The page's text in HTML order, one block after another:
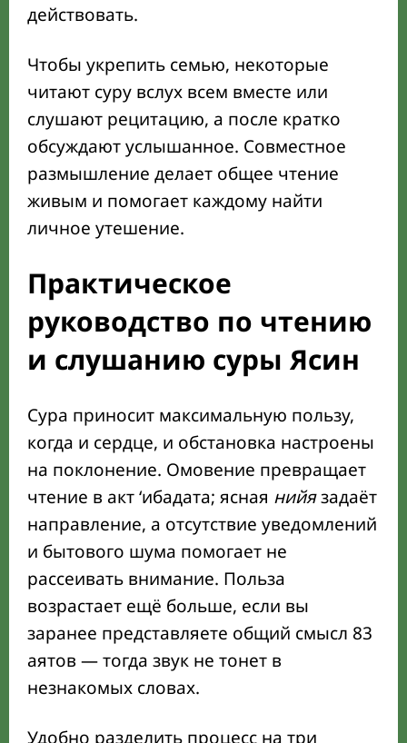
действовать.
Чтобы укрепить семью, некоторые
читают суру вслух всем вместе или
слушают рецитацию, а после кратко
обсуждают услышанное. Совместное
размышление делает общее чтение
живым и помогает каждому найти
личное утешение.
Практическое
руководство по чтению
и слушанию суры Ясин
Сура приносит максимальную пользу,
когда и сердце, и обстановка настроены
на поклонение. Омовение превращает
чтение в акт ‘ибадата; ясная нийязадаёт
направление, а отсутствие уведомлений
и бытового шума помогает не
рассеивать внимание. Польза
возрастает ещё больше, если вы
заранее представляете общий смысл 83
аятов — тогда звук не тонет в
незнакомых словах.
Удобно разделить процесс на три